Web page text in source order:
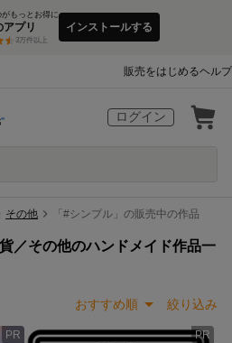
がもっとお得に
プリ
3万件以上
インストールする
販売をはじめるヘルプ
ログイン
その他 「#シンプル」の販売中の作品
／その他のハンドメイド作品一
おすすめ順 絞り込み
PR PR